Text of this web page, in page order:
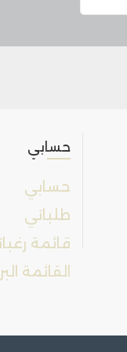
حسابي
حسابي
طلباتي
قائمة
القائمة